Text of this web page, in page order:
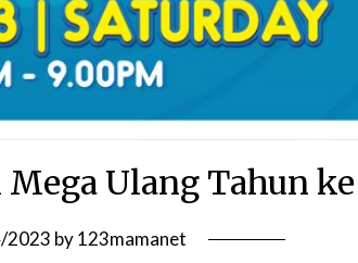
Ulang Tahun
2023 by123mamanet